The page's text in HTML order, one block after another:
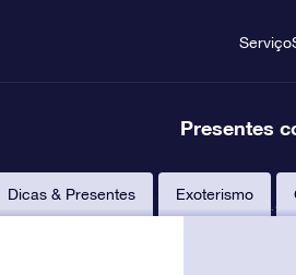
Serviço
Presentes
Dicas & Presentes Exoterismo